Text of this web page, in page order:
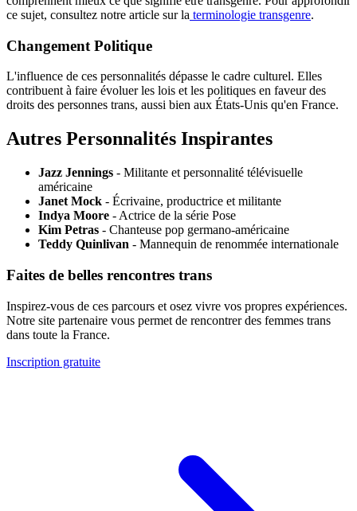
ce sujet, consultez notre article sur la terminologie transgenre.
Changement Politique
L'influence de ces personnalités dépasse le cadre culturel. Elles
contribuent à faire évoluer les lois et les politiques en faveur des
droits des personnes trans, aussi bien aux États-Unis qu'en France.
Autres Personnalités Inspirantes
Jazz Jennings - Militante et personnalité télévisuelle
américaine
Janet Mock - Écrivaine, productrice et militante
Indya Moore - Actrice de la série Pose
Kim Petras - Chanteuse pop germano-américaine
Teddy Quinlivan - Mannequin de renommée internationale
Faites de belles rencontres trans
Inspirez-vous de ces parcours et osez vivre vos propres expériences.
Notre site partenaire vous permet de rencontrer des femmes trans
dans toute la France.
Inscription gratuite